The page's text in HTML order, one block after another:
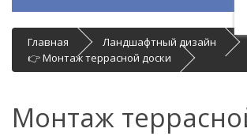
Главная
Ландшафтный дизайн
👉 Монтаж террасной доски
Монтаж